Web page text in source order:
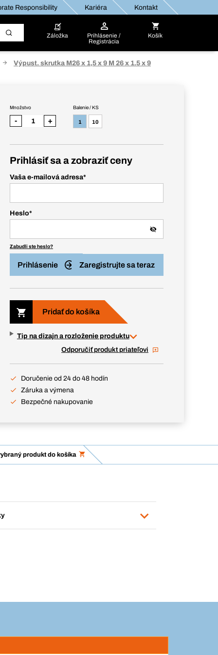
Responsibility Kariéra Kontakt
Záložka
Prihlásenie /
Registrácia
Košík
Výpust. skrutka M26 x 1,5 x 9 M 26 x 1.5 x 9
Balenie / KS
1 10
Množstvo
- +
Prihlásiť sa a zobraziť ceny
Vaša e-mailová adresa*
Heslo*
Zabudli ste heslo?
Prihlásenie Zaregistrujte sa teraz
Pridať do košíka
Tip na dizajn a rozloženie produktu
Odporučiť produkt priateľovi
Doručenie od 24 do 48 hodín
Záruka a výmena
Bezpečné nakupovanie
produkt do košíka